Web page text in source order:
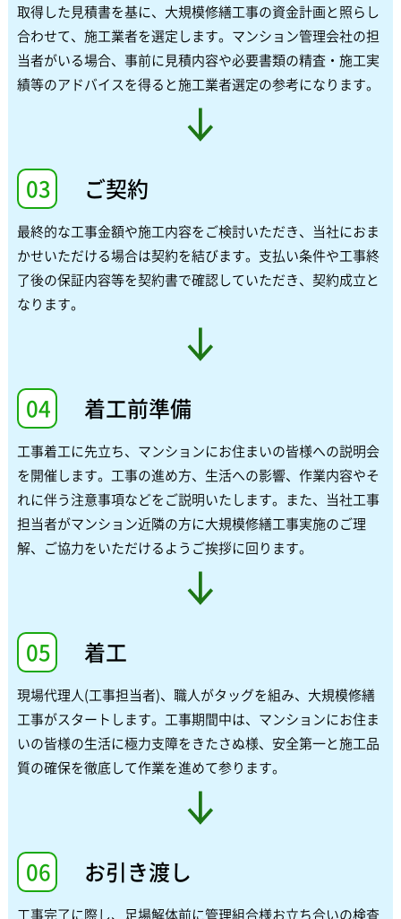
取得した見積書を基に、大規模修繕工事の資金計画と照らし
合わせて、施工業者を選定します。マンション管理会社の担
当者がいる場合、事前に見積内容や必要書類の精査・施工実
績等のアドバイスを得ると施工業者選定の参考になります。
03 ご契約
最終的な工事金額や施工内容をご検討いただき、当社におま
かせいただける場合は契約を結びます。支払い条件や工事終
了後の保証内容等を契約書で確認していただき、契約成立と
なります。
04 着工前準備
工事着工に先立ち、マンションにお住まいの皆様への説明会
を開催します。工事の進め方、生活への影響、作業内容やそ
れに伴う注意事項などをご説明いたします。また、当社工事
担当者がマンション近隣の方に大規模修繕工事実施のご理
解、ご協力をいただけるようご挨拶に回ります。
05 着工
現場代理人(工事担当者)、職人がタッグを組み、大規模修繕
工事がスタートします。工事期間中は、マンションにお住ま
いの皆様の生活に極力支障をきたさぬ様、安全第一と施工品
質の確保を徹底して作業を進めて参ります。
06 お引き渡し
工事完了に際し、足場解体前に管理組合様お立ち合いの検査